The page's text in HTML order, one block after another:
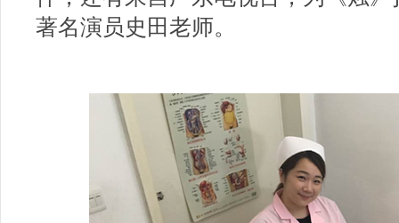
著名演员史田老师。